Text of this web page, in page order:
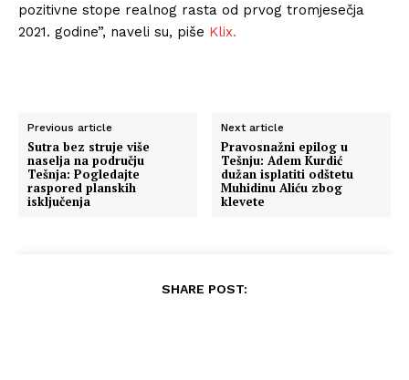
pozitivne stope realnog rasta od prvog tromjesečja
2021. godine”, naveli su, piše Klix.
Previous article
Sutra bez struje više
naselja na području
Tešnja: Pogledajte
raspored planskih
isključenja
Next article
Pravosnažni epilog u
Tešnju: Adem Kurdić
dužan isplatiti odštetu
Muhidinu Aliću zbog
klevete
SHARE POST: